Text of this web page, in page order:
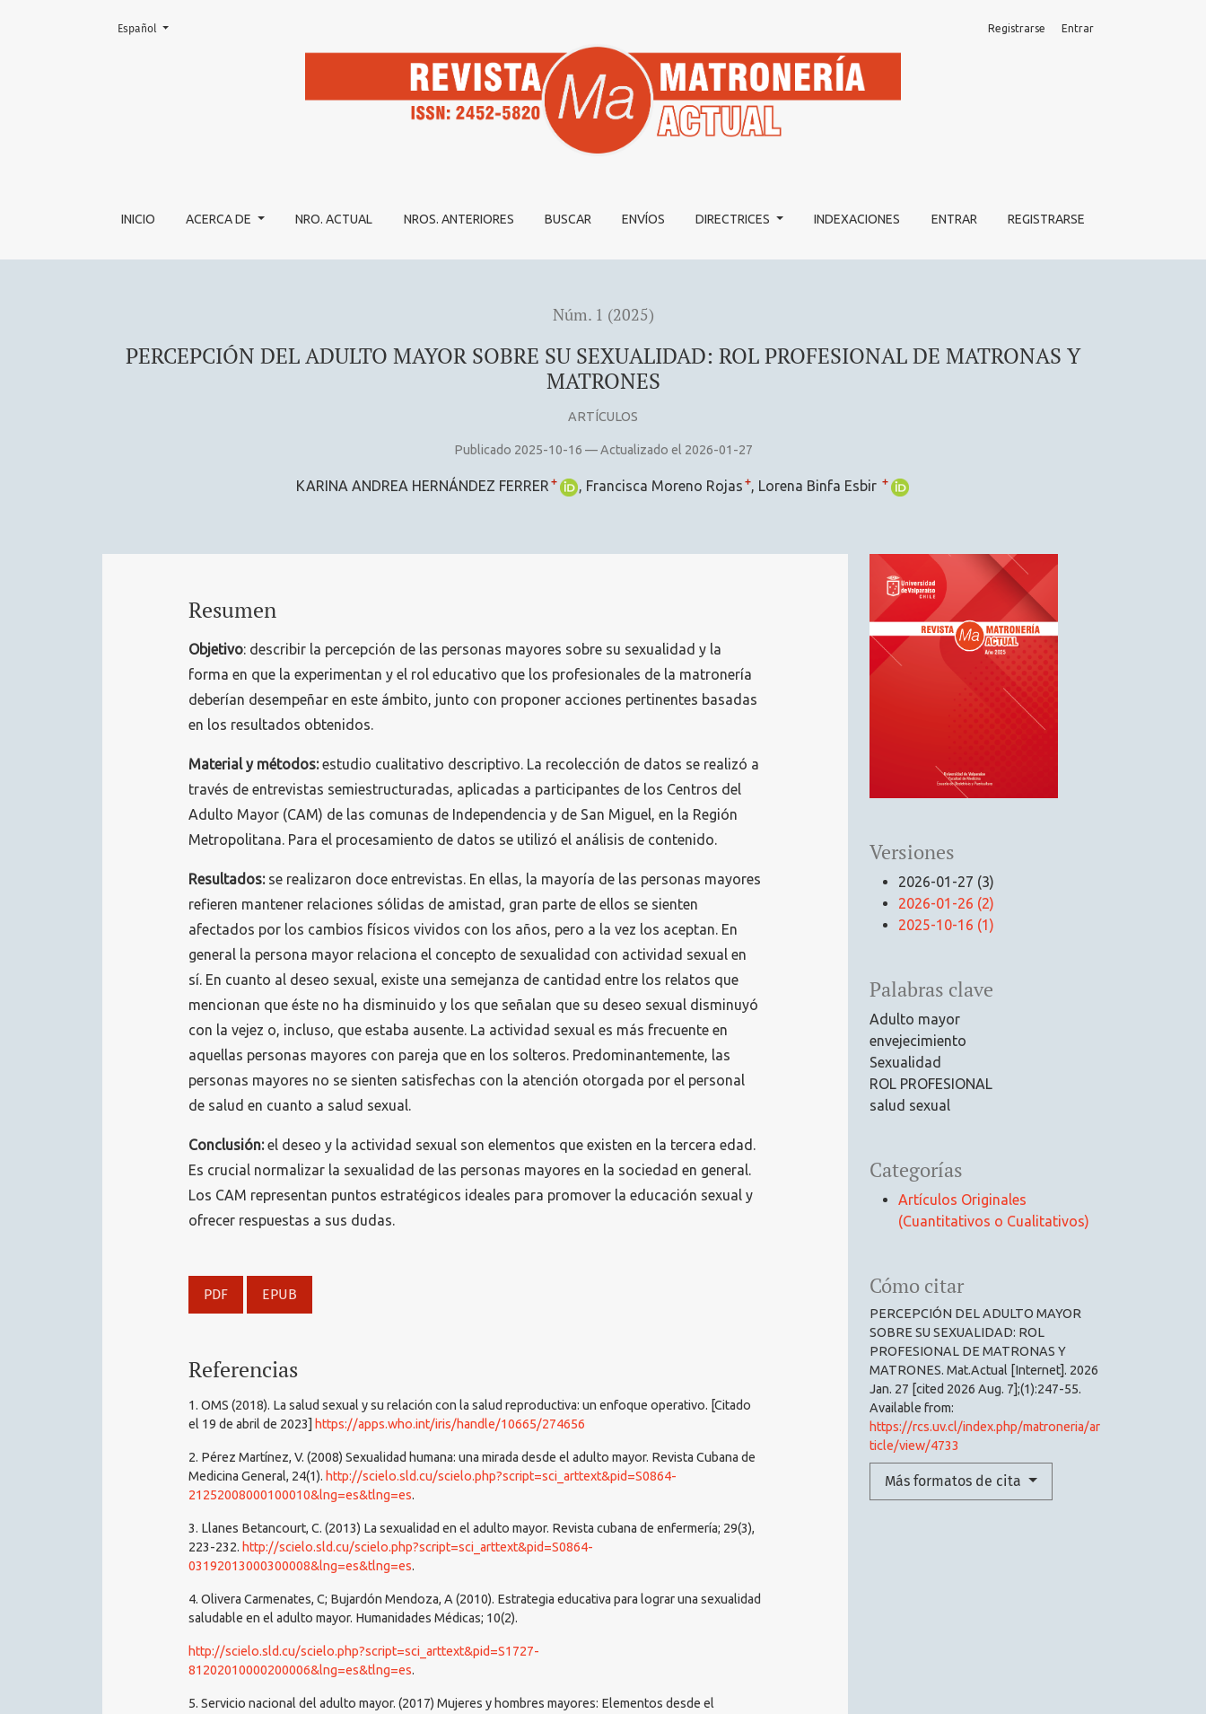
PERCEPCIÓN DEL ADULTO MAYOR SOBRE SU SEXUALIDAD: ROL PROFESIONAL DE MATRONAS Y MATRONES
INICIO ACERCA DE NRO. ACTUAL NROS. ANTERIORES BUSCAR ENVÍOS DIRECTRICES INDEXACIONES ENTRAR REGISTRARSE
Registrarse Entrar
Cambiar el idioma. El actual es:
Español
Núm. 1 (2025)
PERCEPCIÓN DEL ADULTO MAYOR SOBRE SU SEXUALIDAD: ROL PROFESIONAL DE MATRONAS Y
MATRONES
ARTÍCULOS
Publicado 2025-10-16 — Actualizado el 2026-01-27
KARINA ANDREA HERNÁNDEZ FERRER + Francisca Moreno Rojas + Lorena Binfa Esbir +
Versiones
2026-01-27 (3)
2026-01-26 (2)
2025-10-16 (1)
Palabras clave
Adulto mayor
envejecimiento
Sexualidad
ROL PROFESIONAL
salud sexual
Categorías
Artículos Originales
(Cuantitativos o Cualitativos)
Cómo citar
PERCEPCIÓN DEL ADULTO MAYOR
SOBRE SU SEXUALIDAD: ROL
PROFESIONAL DE MATRONAS Y
MATRONES. Mat.Actual [Internet]. 2026
Jan. 27 [cited 2026 Aug. 7];(1):247-55.
Available from:
https://rcs.uv.cl/index.php/matroneria/ar
ticle/view/4733
Más formatos de cita
Resumen
Objetivo: describir la percepción de las personas mayores sobre su sexualidad y la
forma en que la experimentan y el rol educativo que los profesionales de la matronería
deberían desempeñar en este ámbito, junto con proponer acciones pertinentes basadas
en los resultados obtenidos.
Material y métodos:estudio cualitativo descriptivo. La recolección de datos se realizó a
través de entrevistas semiestructuradas, aplicadas a participantes de los Centros del
Adulto Mayor (CAM) de las comunas de Independencia y de San Miguel, en la Región
Metropolitana. Para el procesamiento de datos se utilizó el análisis de contenido.
Resultados: se realizaron doce entrevistas. En ellas, la mayoría de las personas mayores
refieren mantener relaciones sólidas de amistad, gran parte de ellos se sienten
afectados por los cambios físicos vividos con los años, pero a la vez los aceptan. En
general la persona mayor relaciona el concepto de sexualidad con actividad sexual en
sí. En cuanto al deseo sexual, existe una semejanza de cantidad entre los relatos que
mencionan que éste no ha disminuido y los que señalan que su deseo sexual disminuyó
con la vejez o, incluso, que estaba ausente. La actividad sexual es más frecuente en
aquellas personas mayores con pareja que en los solteros. Predominantemente, las
personas mayores no se sienten satisfechas con la atención otorgada por el personal
de salud en cuanto a salud sexual.
Conclusión:el deseo y la actividad sexual son elementos que existen en la tercera edad.
Es crucial normalizar la sexualidad de las personas mayores en la sociedad en general.
Los CAM representan puntos estratégicos ideales para promover la educación sexual y
ofrecer respuestas a sus dudas.
PDF EPUB
Referencias
1. OMS (2018). La salud sexual y su relación con la salud reproductiva: un enfoque operativo. [Citado
el 19 de abril de 2023] https://apps.who.int/iris/handle/10665/274656
2. Pérez Martínez, V. (2008) Sexualidad humana: una mirada desde el adulto mayor. Revista Cubana de
Medicina General, 24(1). http://scielo.sld.cu/scielo.php?script=sci_arttext&pid=S0864-
21252008000100010&lng=es&tlng=es.
3. Llanes Betancourt, C. (2013) La sexualidad en el adulto mayor. Revista cubana de enfermería; 29(3),
223-232. http://scielo.sld.cu/scielo.php?script=sci_arttext&pid=S0864-
03192013000300008&lng=es&tlng=es.
4. Olivera Carmenates, C; Bujardón Mendoza, A (2010). Estrategia educativa para lograr una sexualidad
saludable en el adulto mayor. Humanidades Médicas; 10(2).
http://scielo.sld.cu/scielo.php?script=sci_arttext&pid=S1727-
81202010000200006&lng=es&tlng=es.
5. Servicio nacional del adulto mayor. (2017) Mujeres y hombres mayores: Elementos desde el